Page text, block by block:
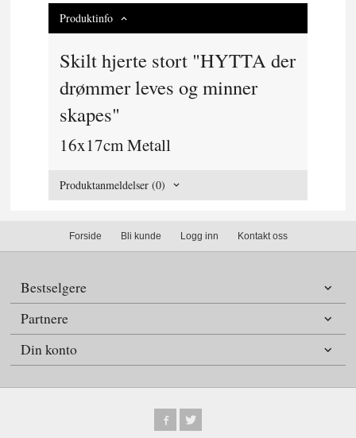
Produktinfo
Skilt hjerte stort "HYTTA der
drømmer leves og minner
skapes"
16x17cm Metall
Produktanmeldelser (0)
Forside Bli kunde Logg inn Kontakt oss
Bestselgere
Partnere
Din konto